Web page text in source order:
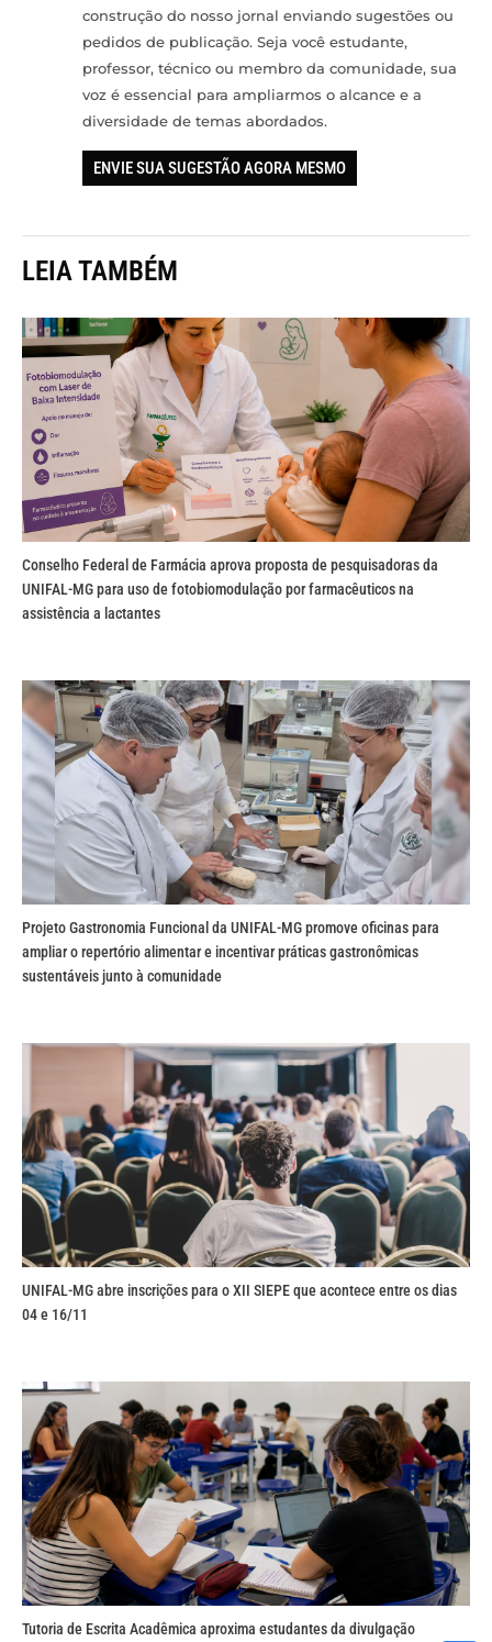
construção do nosso jornal enviando sugestões ou
pedidos de publicação. Seja você estudante,
professor, técnico ou membro da comunidade, sua
voz é essencial para ampliarmos o alcance e a
diversidade de temas abordados.
ENVIE SUA SUGESTÃO AGORA MESMO
LEIA TAMBÉM
Conselho Federal de Farmácia aprova proposta de pesquisadoras da
UNIFAL-MG para uso de fotobiomodulação por farmacêuticos na
assistência a lactantes
Projeto Gastronomia Funcional da UNIFAL-MG promove oficinas para
ampliar o repertório alimentar e incentivar práticas gastronômicas
sustentáveis junto à comunidade
UNIFAL-MG abre inscrições para o XII SIEPE que acontece entre os dias
04 e 16/11
Tutoria de Escrita Acadêmica aproxima estudantes da divulgação